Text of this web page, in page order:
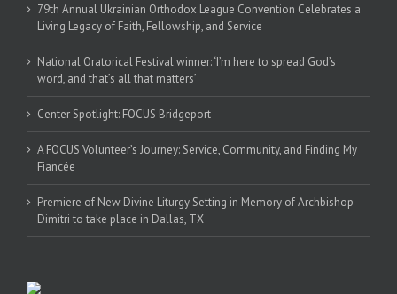
79th Annual Ukrainian Orthodox League Convention Celebrates a
Living Legacy of Faith, Fellowship, and Service
National Oratorical Festival winner: ‘I’m here to spread God’s
word, and that’s all that matters’
Center Spotlight: FOCUS Bridgeport
A FOCUS Volunteer’s Journey: Service, Community, and Finding My
Fiancée
Premiere of New Divine Liturgy Setting in Memory of Archbishop
Dimitri to take place in Dallas, TX